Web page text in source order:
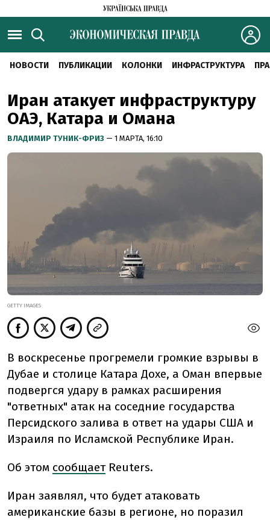
НОВОСТИ ПУБЛИКАЦИИ КОЛОНКИ ИНФРАСТРУКТУРА
Иран атакует инфраструктуру
ОАЭ, Катара и Омана
ВЛАДИМИР ТУНИК-ФРИЗ — 1 МАРТА, 16:10
GETTY IMAGES
В воскресенье прогремели громкие взрывы в
Дубае и столице Катара Дохе, а Оман впервые
подвергся удару в рамках расширения
"ответных" атак на соседние государства
Персидского залива в ответ на удары США и
Израиля по Исламской Республике Иран.
Об этом сообщает Reuters.
Иран заявлял, что будет атаковать
американские базы в регионе, но поразил